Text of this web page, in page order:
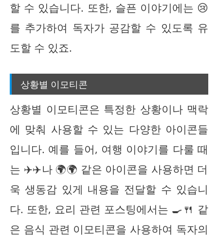
할 수 있습니다. 또한, 슬픈 이야기에는 😢
를 추가하여 독자가 공감할 수 있도록 유
도할 수 있죠.
상황별 이모티콘
상황별 이모티콘은 특정한 상황이나 맥락
에 맞춰 사용할 수 있는 다양한 아이콘들
입니다. 예를 들어, 여행 이야기를 다룰 때
는 ✈️✈️나 🌍🌍 같은 아이콘을 사용하면 더
욱 생동감 있게 내용을 전달할 수 있습니
다. 또한, 요리 관련 포스팅에서는 🍳🍴 같
은 음식 관련 이모티콘을 사용하여 독자의